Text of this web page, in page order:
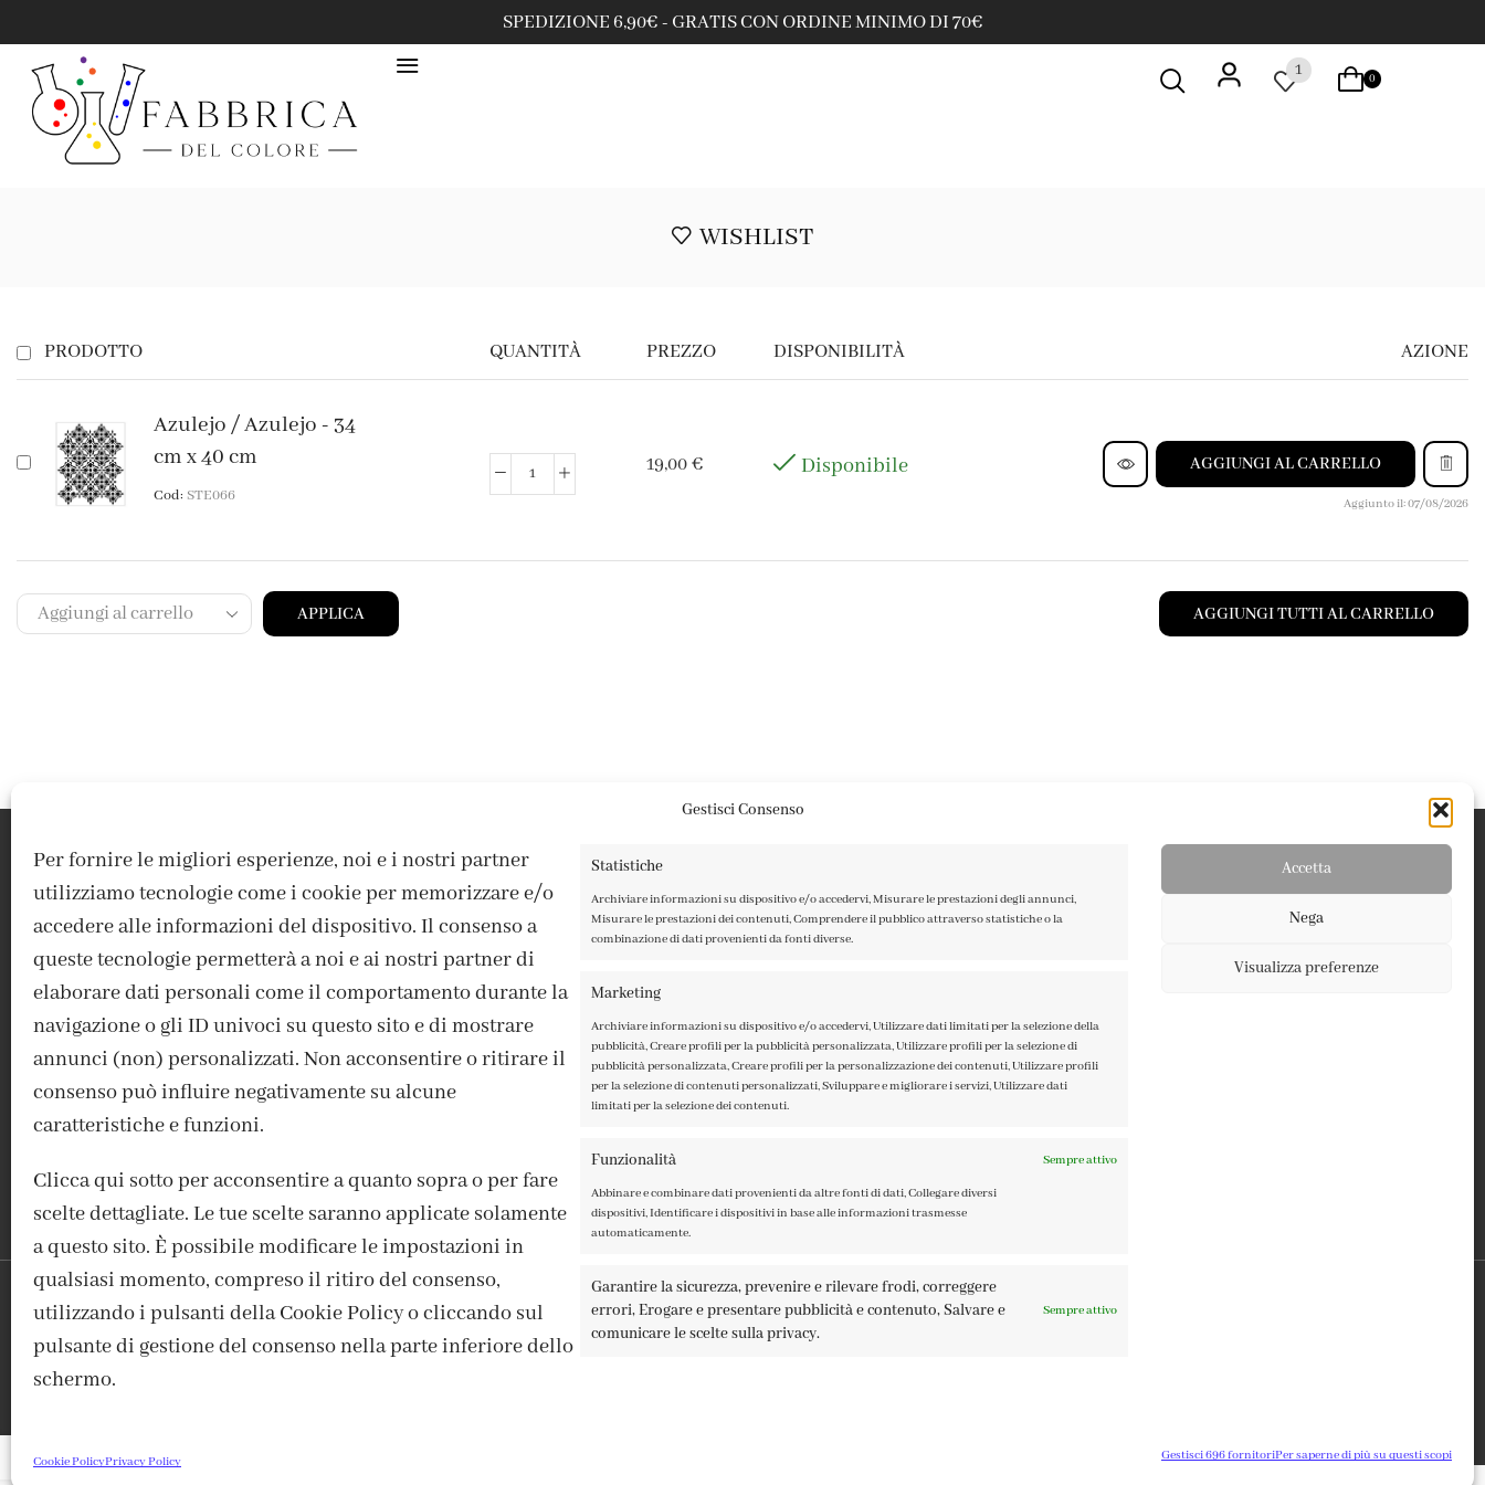
Gestisci Consenso
Per fornire le migliori esperienze, noi e i nostri partner
utilizziamo tecnologie come i cookie per memorizzare e/o
accedere alle informazioni del dispositivo. Il consenso a
queste tecnologie permetterà a noi e ai nostri partner di
elaborare dati personali come il comportamento durante la
navigazione o gli ID univoci su questo sito e di mostrare
annunci (non) personalizzati. Non acconsentire o ritirare il
consenso può influire negativamente su alcune
caratteristiche e funzioni.
Clicca qui sotto per acconsentire a quanto sopra o per fare
scelte dettagliate. Le tue scelte saranno applicate solamente
a questo sito. È possibile modificare le impostazioni in
qualsiasi momento, compreso il ritiro del consenso,
utilizzando i pulsanti della Cookie Policy o cliccando sul
pulsante di gestione del consenso nella parte inferiore dello
schermo.
Statistiche
Archiviare informazioni su dispositivo e/o accedervi, Misurare le prestazioni degli annunci,
Misurare le prestazioni dei contenuti, Comprendere il pubblico attraverso statistiche o la
combinazione di dati provenienti da fonti diverse.
Marketing
Archiviare informazioni su dispositivo e/o accedervi, Utilizzare dati limitati per la selezione della
pubblicità, Creare profili per la pubblicità personalizzata, Utilizzare profili per la selezione di
pubblicità personalizzata, Creare profili per la personalizzazione dei contenuti, Utilizzare profili
per la selezione di contenuti personalizzati, Sviluppare e migliorare i servizi, Utilizzare dati
limitati per la selezione dei contenuti.
Funzionalità Sempre attivo
Abbinare e combinare dati provenienti da altre fonti di dati, Collegare diversi
dispositivi, Identificare i dispositivi in base alle informazioni trasmesse
automaticamente.
Garantire la sicurezza, prevenire e rilevare frodi, correggere
errori, Erogare e presentare pubblicità e contenuto, Salvare e
comunicare le scelte sulla privacy.
Sempre attivo
Gestisci 696 fornitoriPer saperne di più su questi scopi
Accetta
Nega
Visualizza preferenze
Cookie PolicyPrivacy Policy
SPEDIZIONE 6,90€ - GRATIS CON ORDINE MINIMO DI 70€
1 0
WISHLIST
PRODOTTO QUANTITÀ PREZZO DISPONIBILITÀ AZIONE
Azulejo / Azulejo - 34
cm x 40 cm
Cod: STE066
19,00€ Disponibile AGGIUNGI AL CARRELLO
Aggiunto il: 07/08/2026
APPLICA AGGIUNGI TUTTI AL CARRELLO
ISCRIVITI ALLA NEWSLETTER
FABBRICA DEL COLORE, VIA TAGLIAMENTO 13, 23900 LECCO – ©ABRALUX SRL P.IVA 01504540137 | DESIGN BY